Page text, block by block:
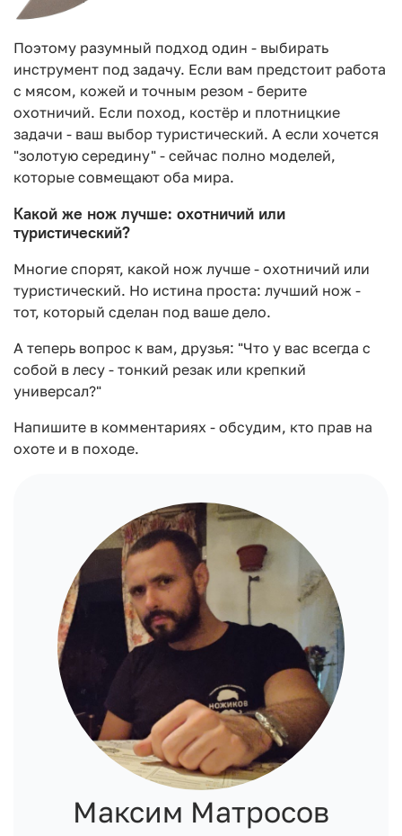
Поэтому разумный подход один - выбирать
инструмент под задачу. Если вам предстоит работа
с мясом, кожей и точным резом - берите
охотничий. Если поход, костёр и плотницкие
задачи - ваш выбор туристический. А если хочется
"золотую середину" - сейчас полно моделей,
которые совмещают оба мира.
Какой же нож лучше: охотничий или
туристический?
Многие спорят, какой нож лучше - охотничий или
туристический. Но истина проста: лучший нож -
тот, который сделан под ваше дело.
А теперь вопрос к вам, друзья: "Что у вас всегда с
собой в лесу - тонкий резак или крепкий
универсал?"
Напишите в комментариях - обсудим, кто прав на
охоте и в походе.
Максим Матросов